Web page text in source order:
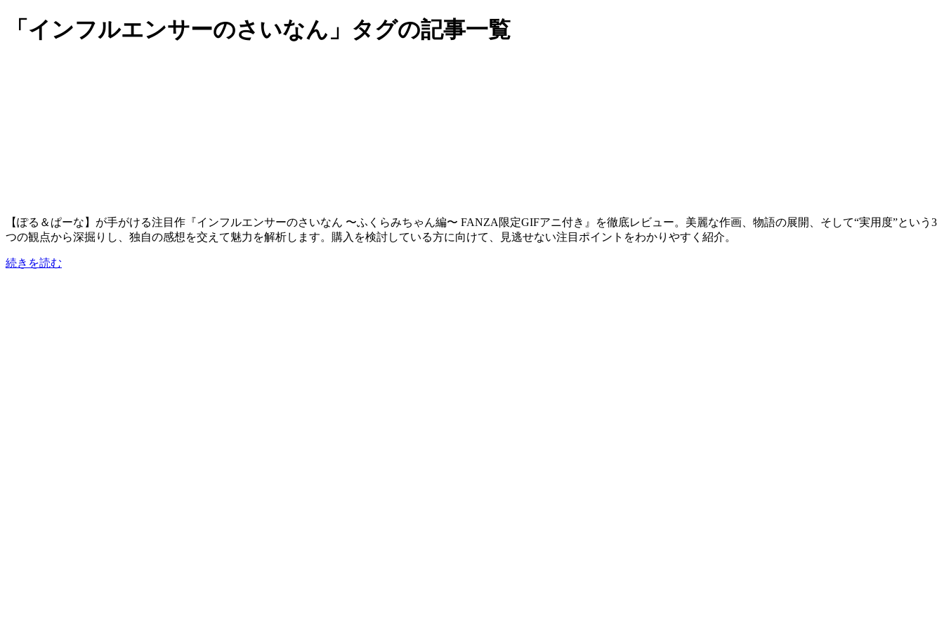
「インフルエンサーのさいなん」タグの記事一覧
【ぽる＆ぱーな】が手がける注目作『インフルエンサーのさいなん 〜ふくらみちゃん編〜 FANZA限定GIFアニ付き』を徹底レビュー。美麗な作画、物語の展開、そして“実用度”という3
つの観点から深掘りし、独自の感想を交えて魅力を解析します。購入を検討している方に向けて、見逃せない注目ポイントをわかりやすく紹介。
続きを読む